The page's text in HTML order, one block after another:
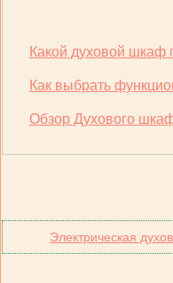
Какой духовой шкаф
Как выбрать
Обзор Духового
Электрическая